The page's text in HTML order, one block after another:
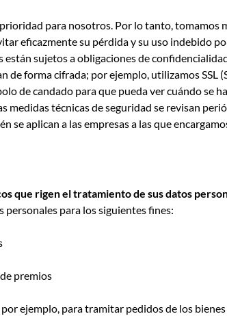
para nosotros. Por lo tanto, tomamos
eficazmente su pérdida y su uso indebido
sujetos a obligaciones de
forma cifrada; por ejemplo, utilizamos SSL
de candado para que pueda ver cuándo se
técnicas de seguridad se revisan
se aplican a las empresas a las que
que rigen el tratamiento de sus datos
personales para los siguientes fines:
premios
ejemplo, para tramitar pedidos de los